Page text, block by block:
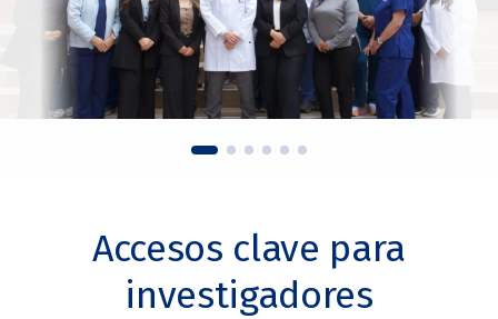
Accesos clave para
investigadores